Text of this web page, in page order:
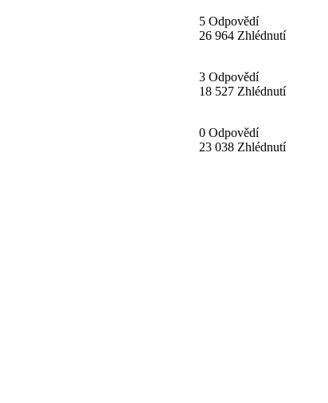
5 Odpovědí
26 964 Zhlédnutí
3 Odpovědí
18 527 Zhlédnutí
0 Odpovědí
23 038 Zhlédnutí